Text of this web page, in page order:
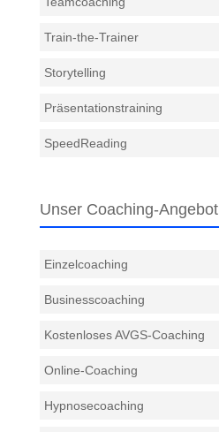
Train-the-Trainer
Storytelling
Präsentationstraining
SpeedReading
Unser Coaching-Angebot
Einzelcoaching
Businesscoaching
Kostenloses AVGS-Coaching
Online-Coaching
Hypnosecoaching